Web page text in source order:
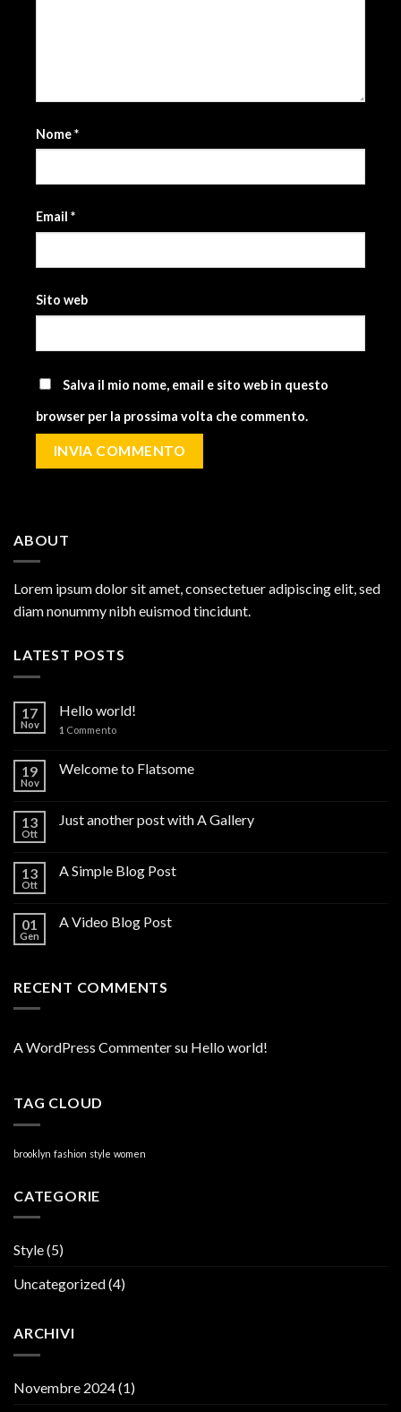
Nome*
Email *
Sito web
Salva il mio nome, email e sito web in questo
browser per la prossima volta che commento.
ABOUT
Lorem ipsum dolor sit amet, consectetuer adipiscing elit, sed
diam nonummy nibh euismod tincidunt.
LATEST POSTS
17
Nov
Hello world!
1 Commento
19
Nov
Welcome to Flatsome
13
Ott
Just another post with A Gallery
13
Ott
A Simple Blog Post
01
Gen
A Video Blog Post
RECENT COMMENTS
A WordPress Commentersu Hello world!
TAG CLOUD
brooklyn fashion style women
CATEGORIE
Style(5)
Uncategorized(4)
ARCHIVI
Novembre 2024(1)